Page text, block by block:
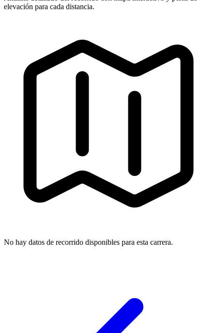
elevación para cada distancia.
No hay datos de recorrido disponibles para esta carrera.